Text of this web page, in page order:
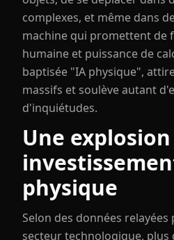
complexes, et même dans
machine qui promettent de
humaine et puissance de
baptisée "IA physique",
massifs et soulève autant
d'inquiétudes.
Une
physique
Selon des données relayées
secteur technologique, plus